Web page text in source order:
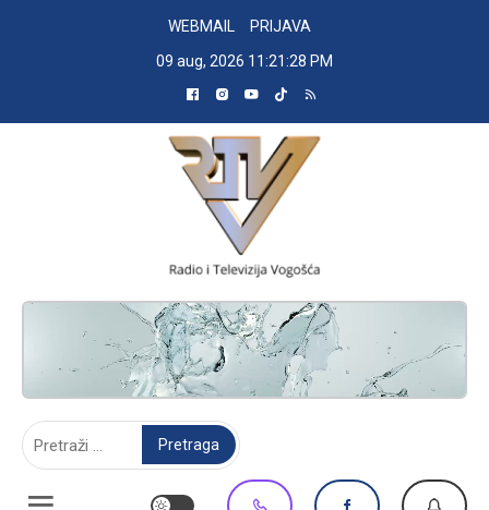
WEBMAIL
PRIJAVA
09 aug, 2026 11:21:29 PM
RADIO TELEVIZIJA VOGOŠĆA